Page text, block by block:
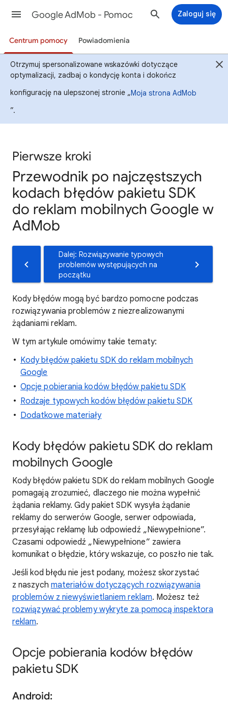
Google AdMob - Pomoc Zaloguj się
Centrum pomocy Powiadomienia
Otrzymuj spersonalizowane wskazówki dotyczące
optymalizacji, zadbaj o kondycję konta i dokończ
konfigurację na ulepszonej stronie „Moja strona AdMob
”.
Pierwsze kroki
Przewodnik po najczęstszych
kodach błędów pakietu SDK
do reklam mobilnych Google w
AdMob
Dalej: Rozwiązywanie typowych
problemów występujących na
początku
Kody błędów mogą być bardzo pomocne podczas
rozwiązywania problemów z niezrealizowanymi
żądaniami reklam.
W tym artykule omówimy takie tematy:
Kody błędów pakietu SDK do reklam mobilnych
Google
Opcje pobierania kodów błędów pakietu SDK
Rodzaje typowych kodów błędów pakietu SDK
Dodatkowe materiały
Kody błędów pakietu SDK do reklam
mobilnych Google
Kody błędów pakietu SDK do reklam mobilnych Google
pomagają zrozumieć, dlaczego nie można wypełnić
żądania reklamy. Gdy pakiet SDK wysyła żądanie
reklamy do serwerów Google, serwer odpowiada,
przesyłając reklamę lub odpowiedź „Niewypełnione”.
Czasami odpowiedź „Niewypełnione” zawiera
komunikat o błędzie, który wskazuje, co poszło nie tak.
Jeśli kod błędu nie jest podany, możesz skorzystać
z naszych materiałów dotyczących rozwiązywania
problemów z niewyświetlaniem reklam. Możesz też
rozwiązywać problemy wykryte za pomocą inspektora
reklam.
Opcje pobierania kodów błędów
pakietu SDK
Android: